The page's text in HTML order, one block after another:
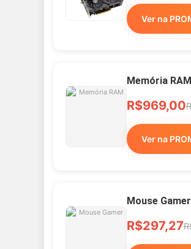
Ver na
Memória
R$969,00
Ver na
Mouse
R$297,27